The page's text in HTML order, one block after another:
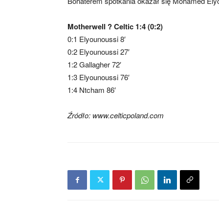
Motherwell ? Celtic 1:4 (0:2)
0:1 Elyounoussi 8′
0:2 Elyounoussi 27′
1:2 Gallagher 72′
1:3 Elyounoussi 76′
1:4 Ntcham 86′
Źródło: www.celticpoland.com